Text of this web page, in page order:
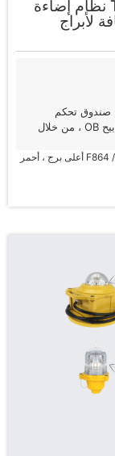
TT105E-MILI-XF864XOL32100S نظام إضاءة
لأبراج
صندوق تحكم
من خلال ملامسات جافة مدمجة في مصابيح OB ، من خلال
يوجد مصباح أو مصباحان عائقان متوسطان F864 / OM2K أعلى برج ، أحمر